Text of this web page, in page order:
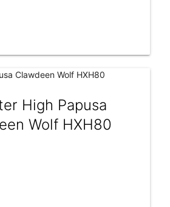
High Papusa
Wolf HXH80